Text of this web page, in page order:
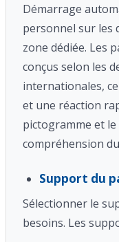
Démarrage
personnel sur les
zone dédiée. Les
conçus selon les
internationales,
et une réaction
pictogramme et
compréhension
Support du
Sélectionner le
besoins. Les